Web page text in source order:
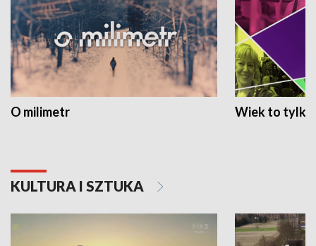
O milimetr Wiek to tylko
KULTURA I SZTUKA